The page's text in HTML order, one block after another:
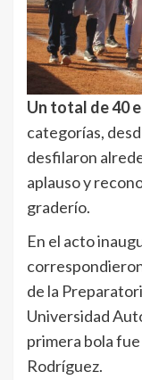
Un total de 40
categorías,
desfilaron
aplauso y
graderío.
En el acto
de la
Universidad
primera bola
Rodríguez.